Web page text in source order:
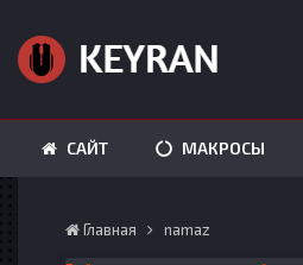
САЙТ МАКРОСЫ
Главная namaz